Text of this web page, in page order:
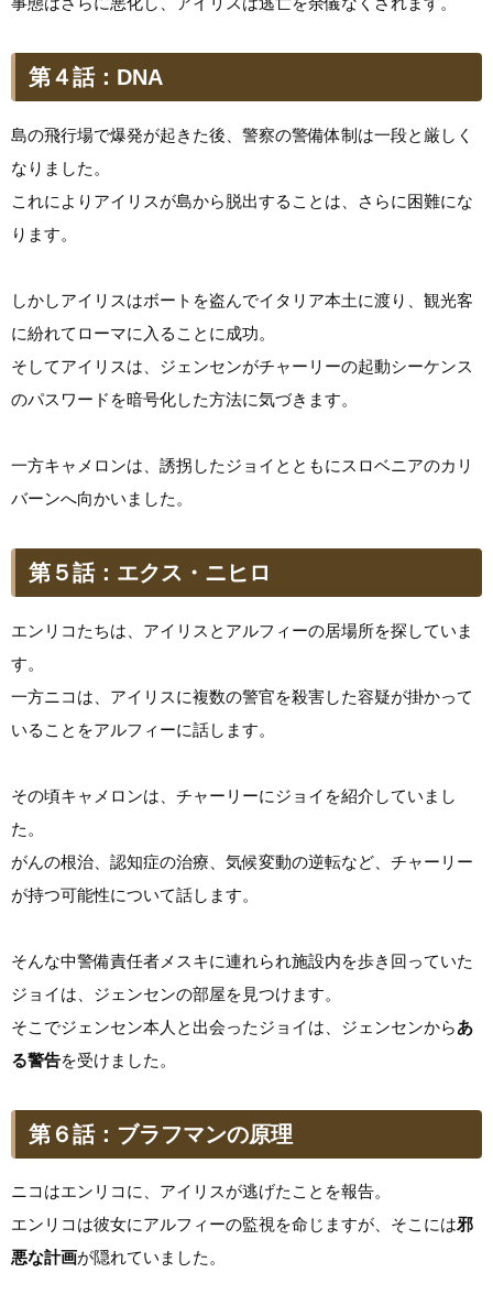
第４話：DNA
島の飛行場で爆発が起きた後、警察の警備体制は一段と厳しく
なりました。
これによりアイリスが島から脱出することは、さらに困難にな
ります。
しかしアイリスはボートを盗んでイタリア本土に渡り、観光客
に紛れてローマに入ることに成功。
そしてアイリスは、ジェンセンがチャーリーの起動シーケンス
のパスワードを暗号化した方法に気づきます。
一方キャメロンは、誘拐したジョイとともにスロベニアのカリ
バーンへ向かいました。
第５話：エクス・ニヒロ
エンリコたちは、アイリスとアルフィーの居場所を探していま
す。
一方ニコは、アイリスに複数の警官を殺害した容疑が掛かって
いることをアルフィーに話します。
その頃キャメロンは、チャーリーにジョイを紹介していまし
た。
がんの根治、認知症の治療、気候変動の逆転など、チャーリー
が持つ可能性について話します。
そんな中警備責任者メスキに連れられ施設内を歩き回っていた
ジョイは、ジェンセンの部屋を見つけます。
そこでジェンセン本人と出会ったジョイは、ジェンセンからあ
る警告を受けました。
第６話：ブラフマンの原理
ニコはエンリコに、アイリスが逃げたことを報告。
エンリコは彼女にアルフィーの監視を命じますが、そこには邪
悪な計画が隠れていました。